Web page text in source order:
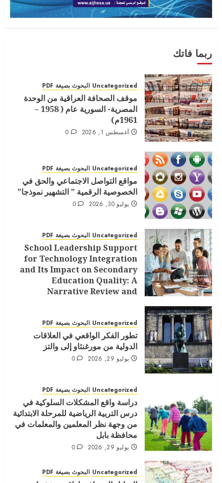
المجلة الامريكية الدولية العدد السابع
الجزء الثالث
أغسطس 16, 2021 0
ربما فاتك
Uncategorized البحوث بصيغة PDF
موقف الصحافة العراقية من الوحدة
المصرية- السورية عام ( 1958 –
1961م)
أغسطس 1, 2026 0
Uncategorized البحوث بصيغة PDF
مواقع التواصل الاجتماعي والحق في
الخصوصية الرقمية ” التشهير نموذجا”
يوليو 30, 2026 0
Uncategorized البحوث بصيغة PDF
School Leadership Support
for Technology Integration
and Its Impact on Secondary
Education Quality: A
Narrative Review and
Uncategorized البحوث بصيغة PDF
تطور الفكر الواقعي في العلاقات
الدولية من مورغنثاو إلى والتز
يوليو 29, 2026 0
Uncategorized البحوث بصيغة PDF
دراسة واقع المشكلات السلوكية في
درس التربية الرياضية للمرحلة الابتدائية
من وجهة نظر المعلمين والمعلمات في
محافظة بابل
يوليو 29, 2026 0
Uncategorized البحوث بصيغة PDF